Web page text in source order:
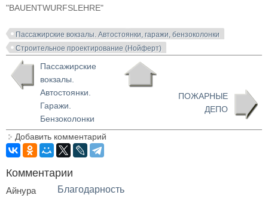
"BAUENTWURFSLEHRE"
Пассажирские вокзалы. Автостоянки, гаражи, бензоколонки
Строительное проектирование (Нойферт)
Пассажирские
вокзалы.
Автостоянки.
Гаражи.
Бензоколонки
ПОЖАРНЫЕ
ДЕПО
Добавить комментарий
Комментарии
Айнура Благодарность